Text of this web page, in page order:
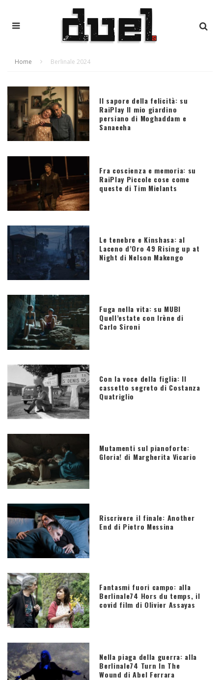
Home Berlinale 2024
Il sapore della felicità: su
RaiPlay Il mio giardino
persiano di Moghaddam e
Sanaeeha
Fra coscienza e memoria: su
RaiPlay Piccole cose come
queste di Tim Mielants
Le tenebre e Kinshasa: al
Laceno d’Oro 49 Rising up at
Night di Nelson Makengo
Fuga nella vita: su MUBI
Quell’estate con Irène di
Carlo Sironi
Con la voce della figlia: Il
cassetto segreto di Costanza
Quatriglio
Mutamenti sul pianoforte:
Gloria! di Margherita Vicario
Riscrivere il finale: Another
End di Pietro Messina
Fantasmi fuori campo: alla
Berlinale74 Hors du temps, il
covid film di Olivier Assayas
Nella piaga della guerra: alla
Berlinale74 Turn In The
Wound di Abel Ferrara